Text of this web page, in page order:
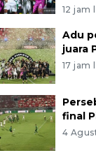
12 jam
Adu
juara
17 jam
final
4